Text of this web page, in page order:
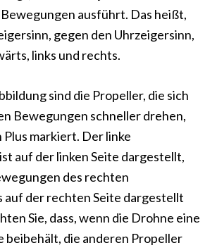
ausführt. Das heißt,
gegen den Uhrzeigersinn,
links und rechts.
sind die Propeller, die sich
Bewegungen schneller drehen,
markiert. Der linke
auf der linken Seite dargestellt,
des rechten
auf der rechten Seite dargestellt
Sie, dass, wenn die Drohne eine
beibehält, die anderen Propeller